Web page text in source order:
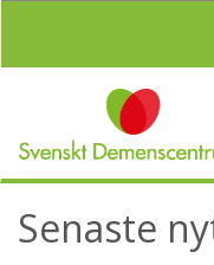
l
Senaste